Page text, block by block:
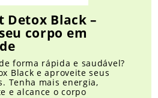
Detox Black –
corpo em
forma rápida e saudável?
Black e aproveite seus
Tenha mais energia,
e alcance o corpo